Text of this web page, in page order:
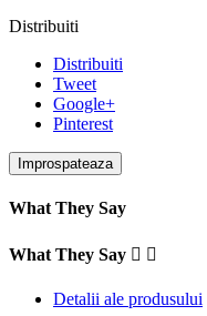
Distribuiti
Distribuiti
Tweet
Google+
Pinterest
What They Say
What They Say  
Detalii ale produsului